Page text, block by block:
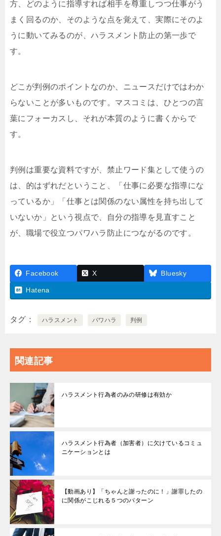
方、どのように指導すれば相手を尊重しつつ仕事がう
まく回るのか、そのような点を覚えて、実際にそのよ
うに動いてみるのが、ハラスメント防止の第一歩で
す。
どこが判例のポイントなのか、ニュースだけではわか
らないことが多いものです。マスコミは、ひとつの言
葉にフォーカスし、それが本質のように書くからで
す。
判例は重要な資料ですが、禁止ワード集として使うの
は、的はずれだということ、「仕事に必要な指導にな
っているか」「仕事とは関係のない属性を持ち出して
いないか」という視点で、自分の指導を見直すこと
が、職場で役立つパワハラ防止につながるのです。
Facebook X Bluesky
Hatena
タグ ハラスメント パワハラ 判例
関連記事
ハラスメント行為者のみの研修は有効か
ハラスメント行為者（加害者）に欠けているコミュ
ニケーションとは
【動画あり】「ちゃんと謝ったのに！」謝罪したの
に関係がこじれる５つのパターン